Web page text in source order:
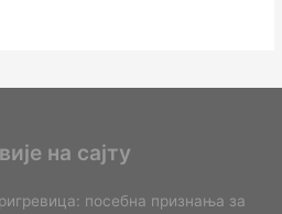
на сајту
посебна признања за